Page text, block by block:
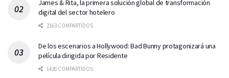
James & Rita, la primera solución global de transformación
digital del sector hotelero
2163 COMPARTIDOS
De los escenarios a Hollywood: Bad Bunny protagonizará una
película dirigida por Residente
1426 COMPARTIDOS